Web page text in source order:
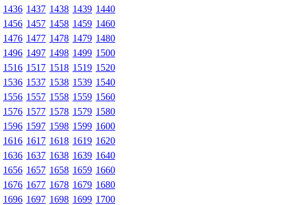
1436 1437 1438 1439 1440
1456 1457 1458 1459 1460
1476 1477 1478 1479 1480
1496 1497 1498 1499 1500
1516 1517 1518 1519 1520
1536 1537 1538 1539 1540
1556 1557 1558 1559 1560
1576 1577 1578 1579 1580
1596 1597 1598 1599 1600
1616 1617 1618 1619 1620
1636 1637 1638 1639 1640
1656 1657 1658 1659 1660
1676 1677 1678 1679 1680
1696 1697 1698 1699 1700